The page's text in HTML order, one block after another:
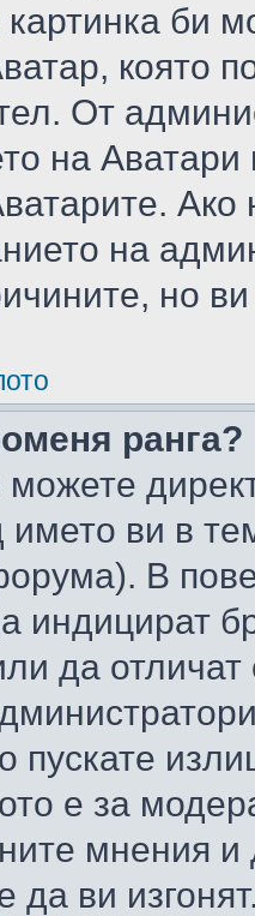
би
която
От
на
на
но
ранга?
името ви в
В
индицират
да
пускате
е за
мнения
да ви